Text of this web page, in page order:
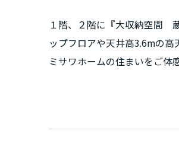
１階、２階に『大収納空間
ップフロアや天井高3.6mの
ミサワホームの住まいをご体